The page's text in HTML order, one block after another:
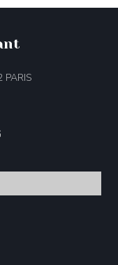
PARIS